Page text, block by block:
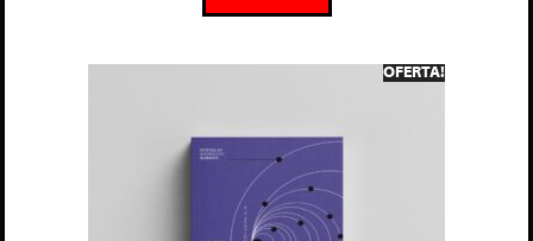
OFERTA!